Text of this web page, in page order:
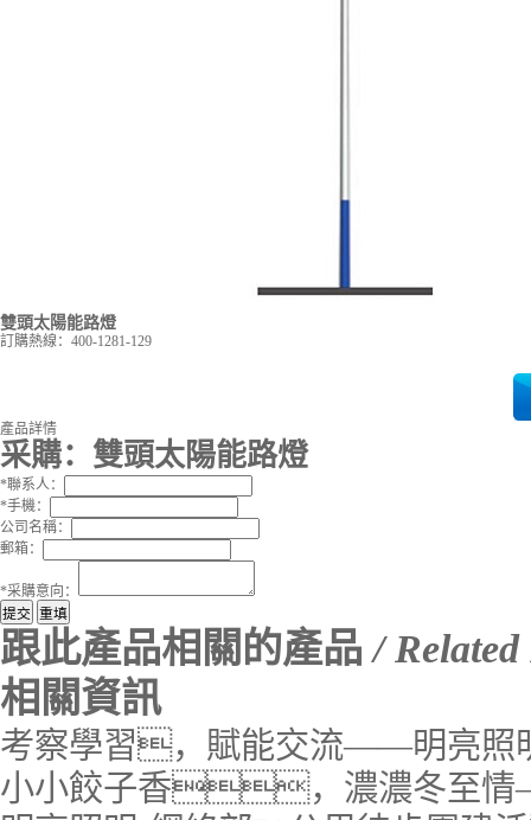
雙頭太陽能路燈
訂購熱線： 400-1281-129
產品詳情
采購： 雙頭太陽能路燈
*聯系人：
*手機：
公司名稱：
郵箱：
*采購意向：
跟此產品相關的產品/
相關資訊
考察學習，賦能交流——明亮照
小小餃子香，濃濃冬至